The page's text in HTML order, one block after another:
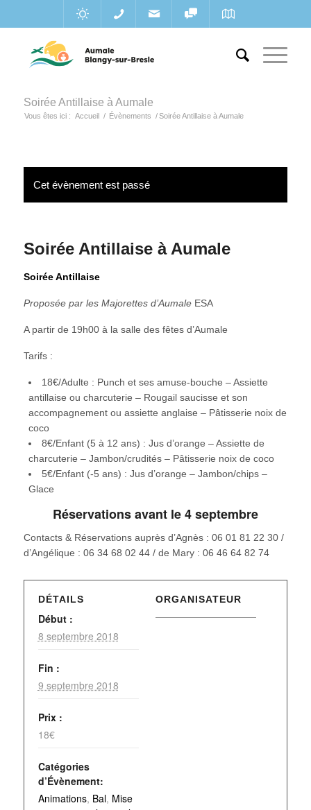
Soirée Antillaise à Aumale
Vous êtes ici : Accueil / Évènements / Soirée Antillaise à Aumale
Cet évènement est passé
Soirée Antillaise à Aumale
Soirée Antillaise
Proposée par les Majorettes d’AumaleESA
A partir de 19h00 à la salle des fêtes d’Aumale
Tarifs :
18€/Adulte : Punch et ses amuse-bouche – Assiette
antillaise ou charcuterie – Rougail saucisse et son
accompagnement ou assiette anglaise – Pâtisserie noix de
coco
8€/Enfant (5 à 12 ans) : Jus d’orange – Assiette de
charcuterie – Jambon/crudités – Pâtisserie noix de coco
5€/Enfant (-5 ans) : Jus d’orange – Jambon/chips –
Glace
Réservations avant le 4 septembre
Contacts & Réservations auprès d’Agnès : 06 01 81 22 30 /
d’Angélique : 06 34 68 02 44 / de Mary : 06 46 64 82 74
DÉTAILS
Début :
8 septembre 2018
Fin :
9 septembre 2018
Prix :
18€
Catégories
d’Évènement:
Animations, Bal, Mise
ORGANISATEUR